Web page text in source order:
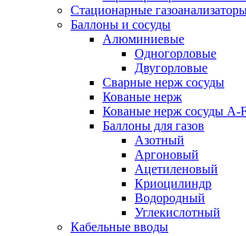
Стационарные
Баллоны и сосуды
Алюминиевые
Одногорловые
Двугорловые
Сварные нерж сосуды
Кованые нерж
Кованые нерж сосуды A-
Баллоны для газов
Азотный
Аргоновый
Ацетиленовый
Криоцилиндр
Водородный
Углекислотный
Кабельные вводы